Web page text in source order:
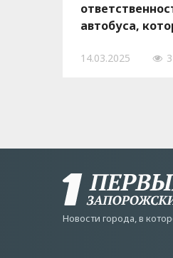
автобуса,
билеты
14.03.2025
Новости города, в